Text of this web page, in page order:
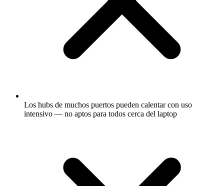
Los hubs de muchos puertos pueden calentar con uso
intensivo — no aptos para todos cerca del laptop